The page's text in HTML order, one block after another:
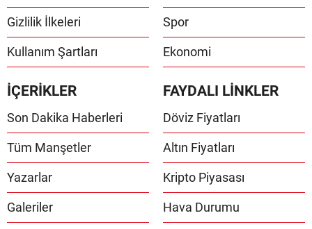
Gizlilik İlkeleri
Kullanım Şartları
Spor
Ekonomi
İÇERİKLER
Son Dakika Haberleri
Tüm Manşetler
Yazarlar
Galeriler
FAYDALI LİNKLER
Döviz Fiyatları
Altın Fiyatları
Kripto Piyasası
Hava Durumu